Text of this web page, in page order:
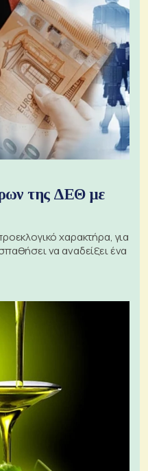
της ΔΕΘ με
χαρακτήρα, για
να αναδείξει ένα